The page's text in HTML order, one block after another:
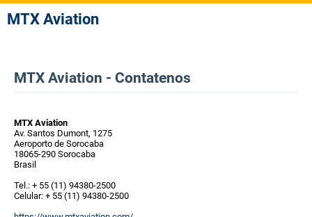
MTX Aviation
MTX Aviation - Contatenos
MTX Aviation
Av. Santos Dumont, 1275
Aeroporto de Sorocaba
18065-290 Sorocaba
Brasil
Tel.: + 55 (11) 94380-2500
Celular: + 55 (11) 94380-2500